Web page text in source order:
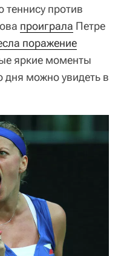
против
проиграла Петре
поражение
яркие моменты
дня можно увидеть в